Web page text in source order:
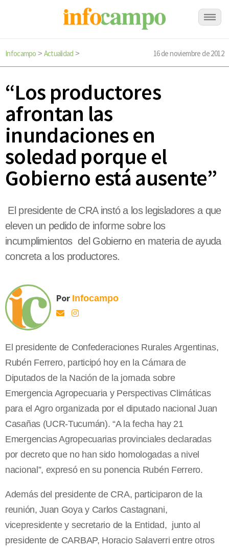
Infocampo > Actualidad > 16 de noviembre de 2012
“Los productores
afrontan las
inundaciones en
soledad porque el
Gobierno está ausente”
El presidente de CRA instó a los legisladores a que
eleven un pedido de informe sobre los
incumplimientos del Gobierno en materia de ayuda
concreta a los productores.
Por Infocampo
El presidente de Confederaciones Rurales Argentinas,
Rubén Ferrero, participó hoy en la Cámara de
Diputados de la Nación de la jornada sobre
Emergencia Agropecuaria y Perspectivas Climáticas
para el Agro organizada por el diputado nacional Juan
Casañas (UCR-Tucumán). “A la fecha hay 21
Emergencias Agropecuarias provinciales declaradas
por decreto que no han sido homologadas a nivel
nacional”, expresó en su ponencia Rubén Ferrero.
Además del presidente de CRA, participaron de la
reunión, Juan Goya y Carlos Castagnani,
vicepresidente y secretario de la Entidad, junto al
presidente de CARBAP, Horacio Salaverri entre otros